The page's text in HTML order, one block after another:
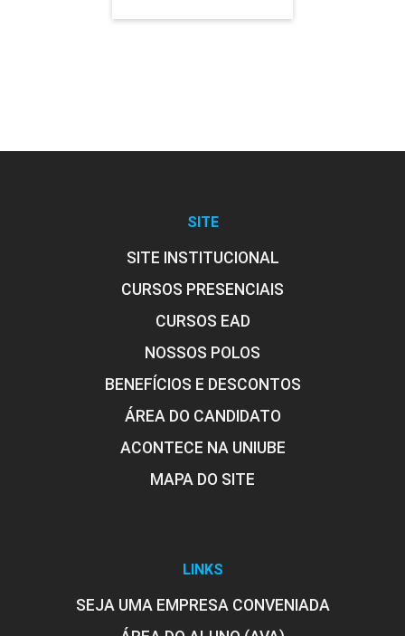
SITE
SITE INSTITUCIONAL
CURSOS PRESENCIAIS
CURSOS EAD
NOSSOS POLOS
BENEFÍCIOS E DESCONTOS
ÁREA DO CANDIDATO
ACONTECE NA UNIUBE
MAPA DO SITE
LINKS
SEJA UMA EMPRESA CONVENIADA